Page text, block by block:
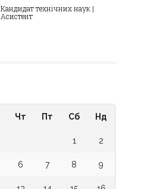
Кандидат технічних наук |
Асистент
Чт Пт Сб Нд
1 2
6 7 8 9